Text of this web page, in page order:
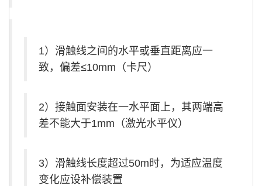
1）滑触线之间的水平或垂直距离应一
致，偏差≤10mm（卡尺）
2）接触面安装在一水平面上，其两端高
差不能大于1mm（激光水平仪）
3）滑触线长度超过50m时，为适应温度
变化应设补偿装置